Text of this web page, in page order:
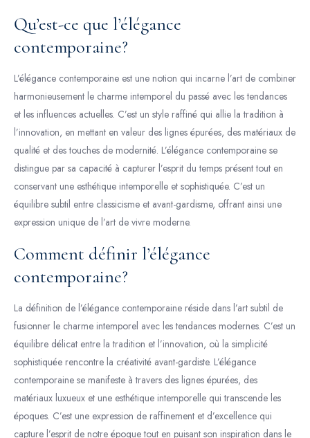
Qu’est-ce que l’élégance
contemporaine?
L’élégance contemporaine est une notion qui incarne l’art de combiner
harmonieusement le charme intemporel du passé avec les tendances
et les influences actuelles. C’est un style raffiné qui allie la tradition à
l’innovation, en mettant en valeur des lignes épurées, des matériaux de
qualité et des touches de modernité. L’élégance contemporaine se
distingue par sa capacité à capturer l’esprit du temps présent tout en
conservant une esthétique intemporelle et sophistiquée. C’est un
équilibre subtil entre classicisme et avant-gardisme, offrant ainsi une
expression unique de l’art de vivre moderne.
Comment définir l’élégance
contemporaine?
La définition de l’élégance contemporaine réside dans l’art subtil de
fusionner le charme intemporel avec les tendances modernes. C’est un
équilibre délicat entre la tradition et l’innovation, où la simplicité
sophistiquée rencontre la créativité avant-gardiste. L’élégance
contemporaine se manifeste à travers des lignes épurées, des
matériaux luxueux et une esthétique intemporelle qui transcende les
époques. C’est une expression de raffinement et d’excellence qui
capture l’esprit de notre époque tout en puisant son inspiration dans le